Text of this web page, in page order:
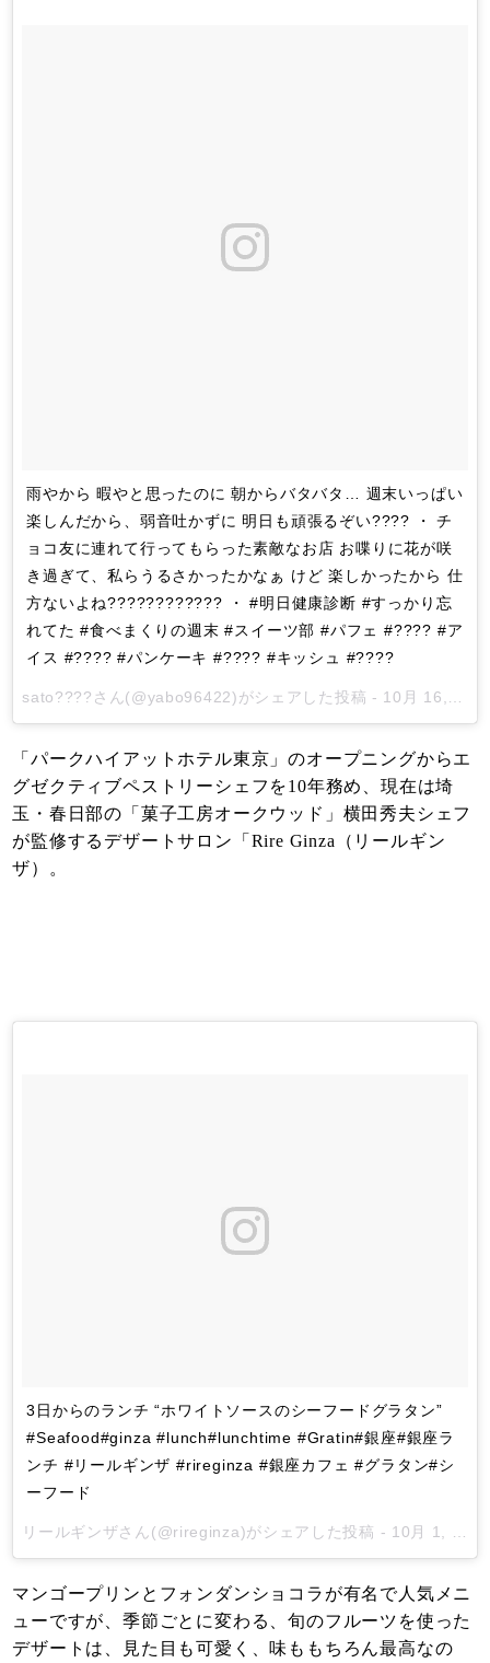
雨やから 暇やと思ったのに 朝からバタバタ… 週末いっぱい
楽しんだから、弱音吐かずに 明日も頑張るぞい???? ・ チ
ョコ友に連れて行ってもらった素敵なお店 お喋りに花が咲
き過ぎて、私らうるさかったかなぁ けど 楽しかったから 仕
方ないよね???????????? ・ #明日健康診断 #すっかり忘
れてた #食べまくりの週末 #スイーツ部 #パフェ #???? #ア
イス #???? #パンケーキ #???? #キッシュ #????
sato???? さん(@yabo96422)がシェアした投稿 - 10月 16, 2017 at 4:38午前 PDT
「パークハイアットホテル東京」のオープニングからエ
グゼクティブペストリーシェフを10年務め、現在は埼
玉・春日部の「菓子工房オークウッド」横田秀夫シェフ
が監修するデザートサロン「Rire Ginza（リールギン
ザ）。
3日からのランチ “ホワイトソースのシーフードグラタン”
#Seafood#ginza #lunch#lunchtime #Gratin#銀座#銀座ラ
ンチ #リールギンザ #rireginza #銀座カフェ #グラタン#シ
ーフード
リールギンザさん(@rireginza)がシェアした投稿 - 10月 1, 2017 at 7:02午前 PDT
マンゴープリンとフォンダンショコラが有名で人気メニ
ューですが、季節ごとに変わる、旬のフルーツを使った
デザートは、見た目も可愛く、味ももちろん最高なの